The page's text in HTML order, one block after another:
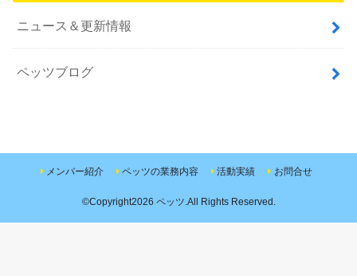
ニュース＆更新情報
ペッツブログ
メンバー紹介 ペッツの業務内容 活動実績 お問合せ
©Copyright2026 ペッツ .All Rights Reserved.